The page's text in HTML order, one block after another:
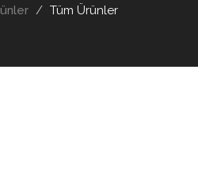
Tüm Ürünler